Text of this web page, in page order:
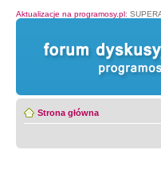
Aktualizacje na programosy.pl:
Strona główna